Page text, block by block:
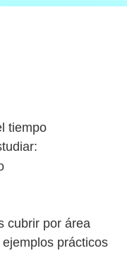
tiempo
cubrir por área
prácticos